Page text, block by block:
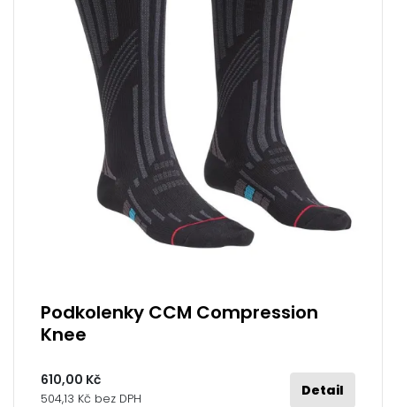
Podkolenky CCM Compression
Knee
610,00 Kč
504,13 Kč bez DPH Detail